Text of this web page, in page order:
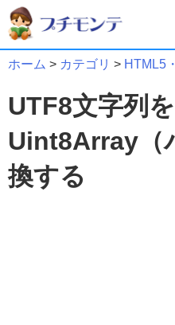
ホーム > カテゴリ > HTML5
UTF8文字列を
Uint8Array（
換する